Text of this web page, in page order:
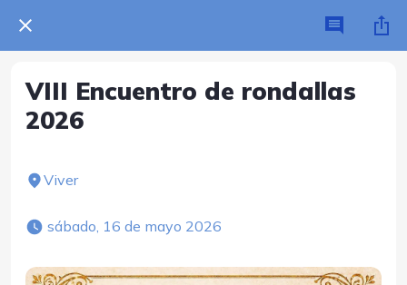
VIII Encuentro de rondallas
2026
Viver
sábado, 16 de mayo 2026